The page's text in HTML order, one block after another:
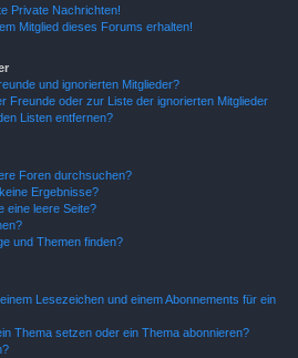
Private Nachrichten!
Mitglied dieses Forums erhalten!
und ignorierten Mitglieder?
Freunde oder zur Liste der ignorierten Mitglieder
Listen entfernen?
Foren durchsuchen?
Ergebnisse?
eine leere Seite?
und Themen finden?
Lesezeichen und einem Abonnements für ein
Thema setzen oder ein Thema abonnieren?